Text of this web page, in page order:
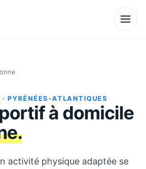
· PYRÉNÉES-ATLANTIQUES
à domicile
.
activité physique adaptée se